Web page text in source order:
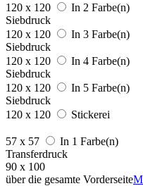
120 x 120
In 2 Farbe(n)
Siebdruck
120 x 120
In 3 Farbe(n)
Siebdruck
120 x 120
In 4 Farbe(n)
Siebdruck
120 x 120
In 5 Farbe(n)
Siebdruck
120 x 120
Stickerei
57 x 57
In 1 Farbe(n)
Transferdruck
90 x 100
über die gesamte Vorderseite